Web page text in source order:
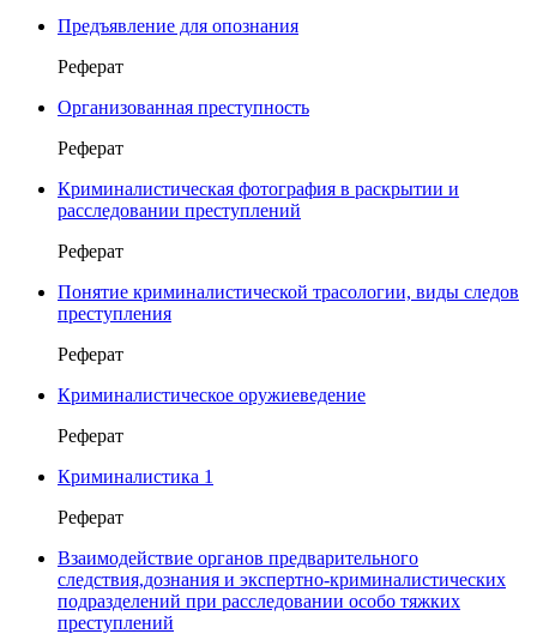
Предъявление для опознания
Реферат
Организованная преступность
Реферат
Криминалистическая фотография в раскрытии и
расследовании преступлений
Реферат
Понятие криминалистической трасологии, виды следов
преступления
Реферат
Криминалистическое оружиеведение
Реферат
Криминалистика 1
Реферат
Взаимодействие органов предварительного
следствия,дознания и экспертно-криминалистических
подразделений при расследовании особо тяжких
преступлений